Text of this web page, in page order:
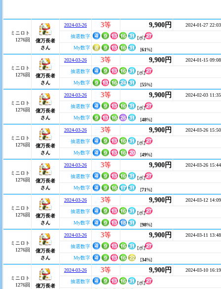
ミニロト
1276回
億万長者
さん
2024-03-26 3等 9,900円 2024-01-27 22:03
抽選数字
[ボ]
My数字
[61%]
ミニロト
1276回
億万長者
さん
2024-03-26 3等 9,900円 2024-01-15 09:08
抽選数字
[ボ]
My数字
[55%]
ミニロト
1276回
億万長者
さん
2024-03-26 3等 9,900円 2024-02-03 11:35
抽選数字
[ボ]
My数字
[48%]
ミニロト
1276回
億万長者
さん
2024-03-26 3等 9,900円 2024-03-26 15:50
抽選数字
[ボ]
My数字
[49%]
ミニロト
1276回
億万長者
さん
2024-03-26 3等 9,900円 2024-03-26 15:44
抽選数字
[ボ]
My数字
[71%]
ミニロト
1276回
億万長者
さん
2024-03-26 3等 9,900円 2024-03-12 14:09
抽選数字
[ボ]
My数字
[98%]
ミニロト
1276回
億万長者
さん
2024-03-26 3等 9,900円 2024-03-11 13:48
抽選数字
[ボ]
My数字
[34%]
ミニロト
1276回
億万長者
2024-03-26 3等 9,900円 2024-03-10 16:19
抽選数字
[ボ]